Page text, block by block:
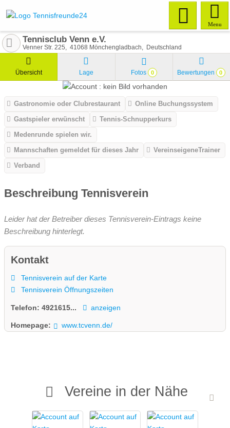
Menu
Tennisclub Venn e.V.
Venner Str. 225 41068 Mönchengladbach Deutschland
Übersicht Lage Fotos 0 Bewertungen 0
Gastronomie oder Clubrestaurant
Online Buchungssystem
Gastspieler erwünscht
Tennis-Schnupperkurs
Medenrunde spielen wir.
Mannschaften gemeldet für dieses Jahr
VereinseigeneTrainer
Verband
Beschreibung Tennisverein
Leider hat der Betreiber dieses Tennisverein-Eintrags keine
Beschreibung hinterlegt.
Kontakt
Tennisverein auf der Karte
Tennisverein Öffnungszeiten
Telefon: 4921615... anzeigen
Homepage: www.tcvenn.de/
Vereine in der Nähe